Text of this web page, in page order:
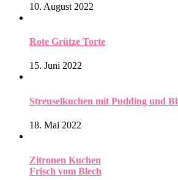
10. August 2022
Rote Grütze Torte
15. Juni 2022
Streuselkuchen mit Pudding und
18. Mai 2022
Zitronen Kuchen
Frisch vom Blech